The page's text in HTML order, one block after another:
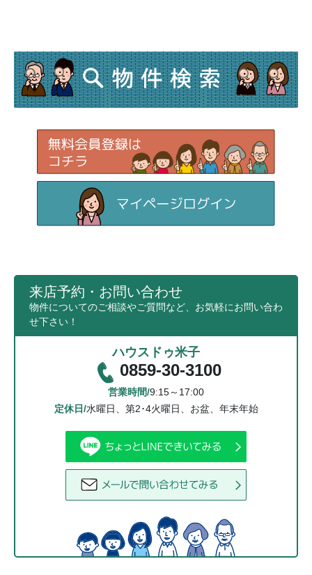
来店予約・お問い合わせ
物件についてのご相談やご質問など、お気軽にお問い合わ
せ下さい！
ハウスドゥ米子
0859-30-3100
営業時間/9:15～17:00
定休日/水曜日、第2･4火曜日、お盆、年末年始